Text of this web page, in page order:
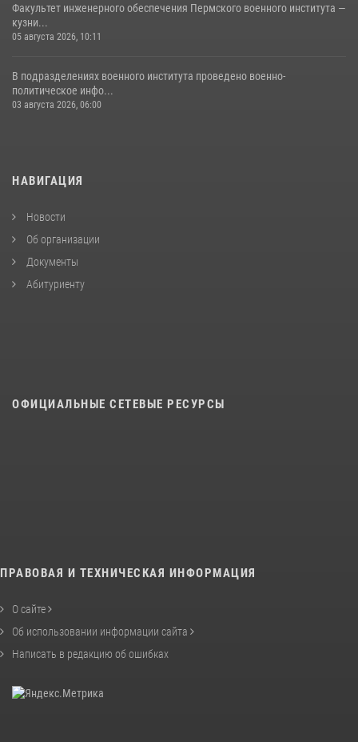
Факультет инженерного обеспечения Пермского военного института —
кузни...
05 августа 2026, 10:11
В подразделениях военного института проведено военно-
политическое инфо...
03 августа 2026, 06:00
НАВИГАЦИЯ
Новости
Об организации
Документы
Абитуриенту
ОФИЦИАЛЬНЫЕ СЕТЕВЫЕ РЕСУРСЫ
ПРАВОВАЯ И ТЕХНИЧЕСКАЯ ИНФОРМАЦИЯ
О сайте
Об использовании информации сайта
Написать в редакцию об ошибках